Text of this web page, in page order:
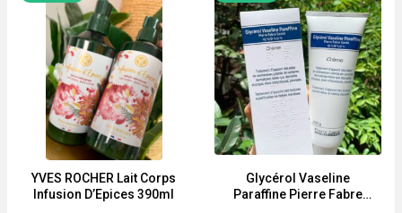
Lait
Corps
Litchi
Givré
390ml
Baume
Corps
BIO
Beurre
de
Mangue
&
d'Argan
YVES ROCHER Lait Corps
Infusion D’Epices 390ml
Glycérol Vaseline
Paraffine Pierre Fabre